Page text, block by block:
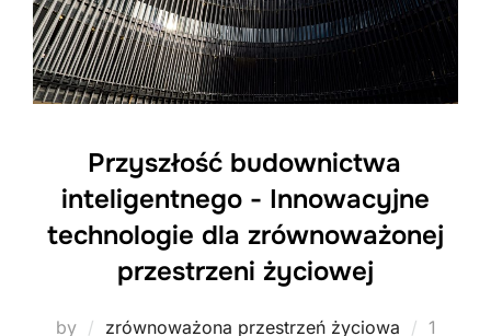
Przyszłość budownictwa
inteligentnego - Innowacyjne
technologie dla zrównoważonej
przestrzeni życiowej
by zrównoważona przestrzeń życiowa Posted
1